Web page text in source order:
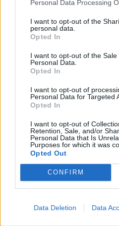
Personal Data Processing
I want to opt-out of the
personal data.
Opted In
I want to opt-out of the Sale
Personal Data.
Opted In
I want to opt-out of
Personal Data for Targeted
Opted In
I want to opt-out of
Retention, Sale, and/or
Personal Data that Is
Purposes for which it was
Opted Out
CONFIRM
Data Deletion Data
Auger-Aliassimeen busca
en el All England Club. El
leyenda tras convertirse
victorias de la historia de
exigente examen ante un
programado como segundo
España.
Sinner
competir
Pista 1